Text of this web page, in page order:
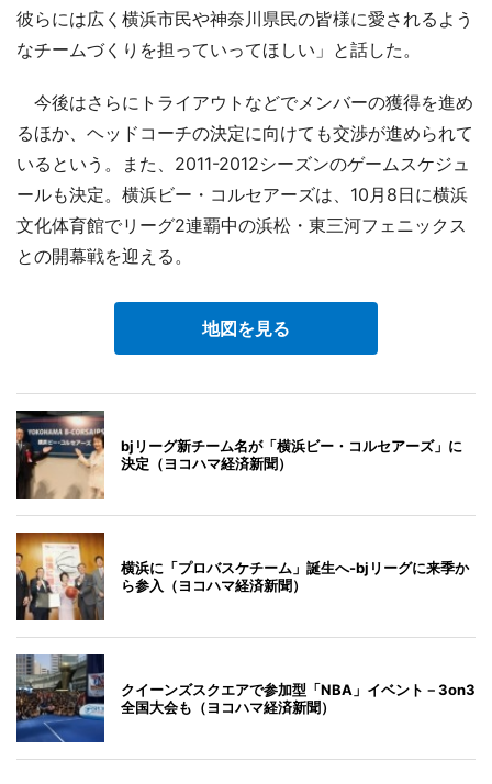
彼らには広く横浜市民や神奈川県民の皆様に愛されるよう
なチームづくりを担っていってほしい」と話した。
今後はさらにトライアウトなどでメンバーの獲得を進め
るほか、ヘッドコーチの決定に向けても交渉が進められて
いるという。また、2011-2012シーズンのゲームスケジュ
ールも決定。横浜ビー・コルセアーズは、10月8日に横浜
文化体育館でリーグ2連覇中の浜松・東三河フェニックス
との開幕戦を迎える。
地図を見る
bjリーグ新チーム名が「横浜ビー・コルセアーズ」に
決定（ヨコハマ経済新聞）
横浜に「プロバスケチーム」誕生へ-bjリーグに来季か
ら参入（ヨコハマ経済新聞）
クイーンズスクエアで参加型「NBA」イベント－3on3
全国大会も（ヨコハマ経済新聞）